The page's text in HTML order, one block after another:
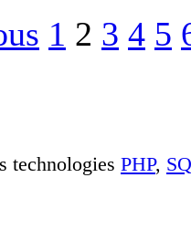
1 2 3 4 5
technologies PHP,